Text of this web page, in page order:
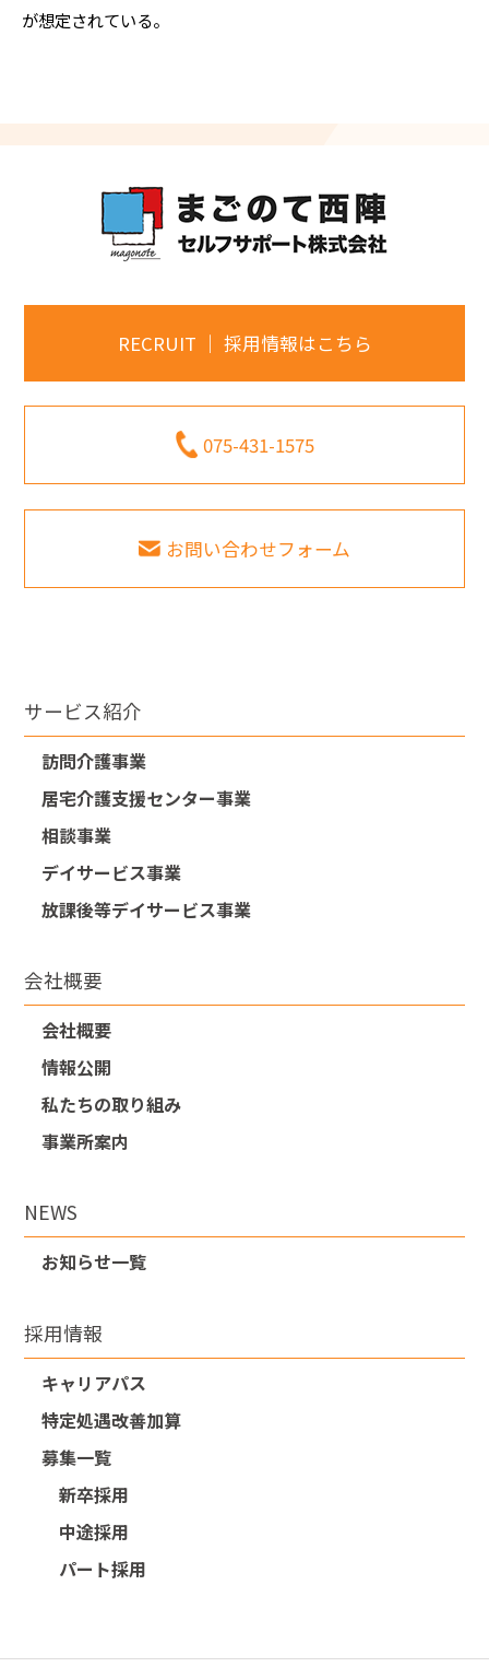
が想定されている。
RECRUIT ｜ 採用情報はこちら
075-431-1575
お問い合わせフォーム
サービス紹介
訪問介護事業
居宅介護支援センター事業
相談事業
デイサービス事業
放課後等デイサービス事業
会社概要
会社概要
情報公開
私たちの取り組み
事業所案内
NEWS
お知らせ一覧
採用情報
キャリアパス
特定処遇改善加算
募集一覧
新卒採用
中途採用
パート採用